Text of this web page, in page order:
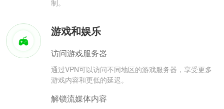
制。
游戏和娱乐
访问游戏服务器
通过VPN可以访问不同地区的游戏服务器，享受更多
游戏内容和更低的延迟。
解锁流媒体内容